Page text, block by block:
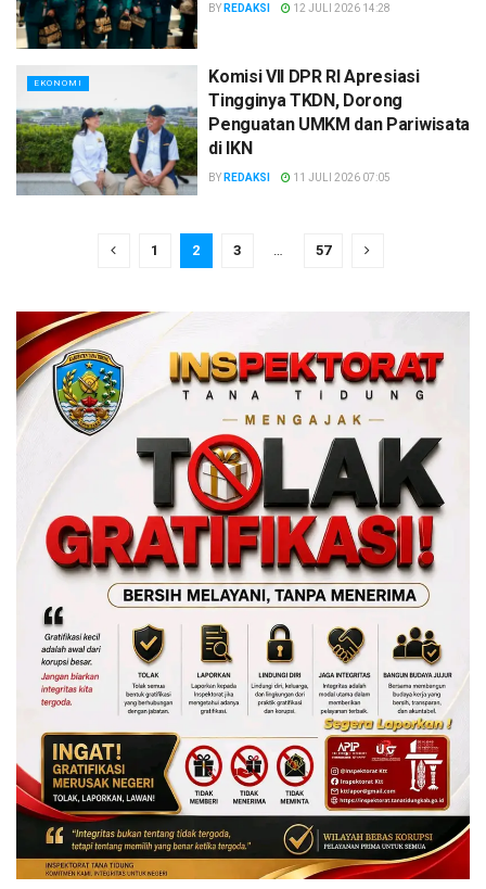
BY REDAKSI 12 JULI 2026 14:28
EKONOMI
Komisi VII DPR RI Apresiasi
Tingginya TKDN, Dorong
Penguatan UMKM dan Pariwisata
di IKN
BY REDAKSI 11 JULI 2026 07:05
1 2 3 57